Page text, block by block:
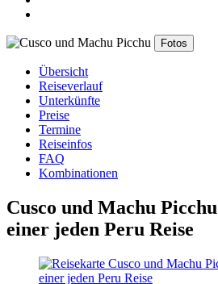
Fotos
Übersicht
Reiseverlauf
Unterkünfte
Preise
Termine
Reiseinfos
FAQ
Kombinationen
Cusco und Machu
einer jeden Peru Reise